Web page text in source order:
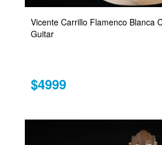
Vicente Carrillo Flamenco Blanca
Guitar
$4999